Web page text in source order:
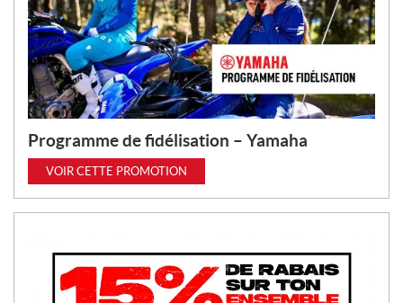
Programme de fidélisation – Yamaha
VOIR CETTE PROMOTION